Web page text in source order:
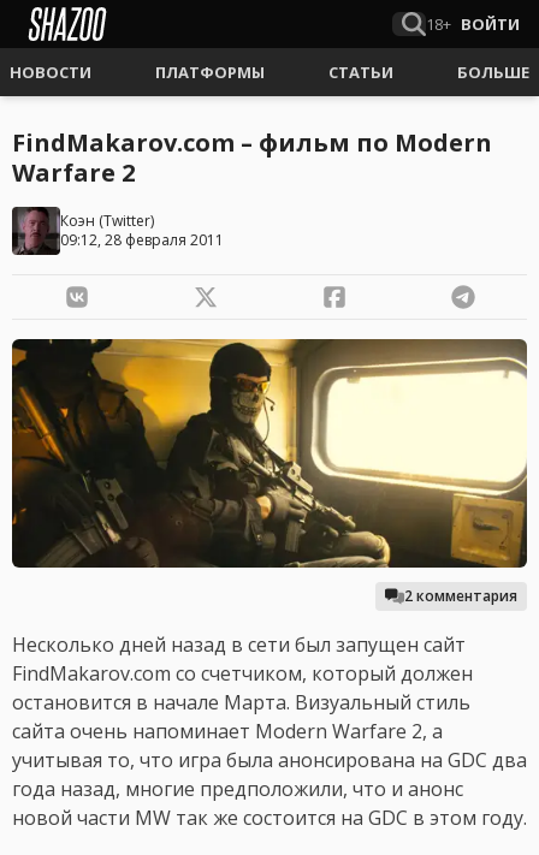
18+ ВОЙТИ
НОВОСТИ ПЛАТФОРМЫ СТАТЬИ БОЛЬШЕ
FindMakarov.com – фильм по Modern
Warfare 2
Коэн (Twitter)
09:12, 28 февраля 2011
2 комментария
Несколько дней назад в сети был запущен сайт
FindMakarov.com со счетчиком, который должен
остановится в начале Марта. Визуальный стиль
сайта очень напоминает Modern Warfare 2, а
учитывая то, что игра была анонсирована на GDC два
года назад, многие предположили, что и анонс
новой части MW так же состоится на GDC в этом году.